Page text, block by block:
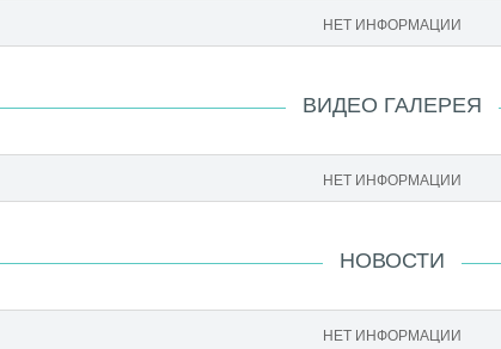
НЕТ ИНФОРМАЦИИ
ВИДЕО ГАЛЕРЕЯ
НЕТ ИНФОРМАЦИИ
НОВОСТИ
НЕТ ИНФОРМАЦИИ